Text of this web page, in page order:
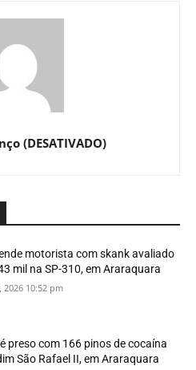
(DESATIVADO)
motorista com skank avaliado
mil na SP-310, em Araraquara
2026 10:52 pm
preso com 166 pinos de cocaína
São Rafael II, em Araraquara